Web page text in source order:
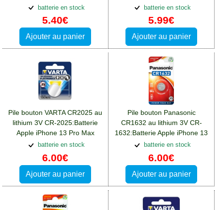
batterie en stock
5.40€
Ajouter au panier
batterie en stock
5.99€
Ajouter au panier
Pile bouton VARTA CR2025 au
lithium 3V CR-2025:Batterie
Apple iPhone 13 Pro Max
batterie en stock
6.00€
Ajouter au panier
Pile bouton Panasonic
CR1632 au lithium 3V CR-
1632:Batterie Apple iPhone 13
Pro Max
batterie en stock
6.00€
Ajouter au panier